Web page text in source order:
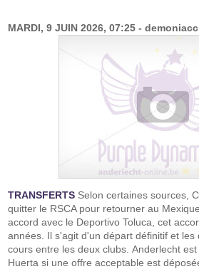
MARDI, 9 JUIN 2026, 07:25 -
TRANSFERTS Selon certaines sources,
quitter le RSCA pour retourner au
accord avec le Deportivo Toluca, cet
années. Il s'agit d'un départ définitif et les
cours entre les deux clubs. Anderlecht
Huerta si une offre acceptable est